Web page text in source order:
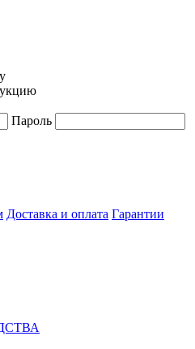
Пароль
Доставка и оплата Гарантии